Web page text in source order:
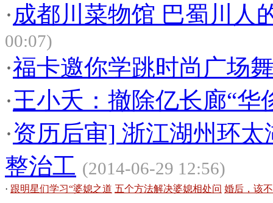
·成都川菜物馆 巴蜀川人
00:07)
·福卡邀你学跳时尚广场
·王小夭：撤除亿长廊“
·资历后审] 浙江湖州环
整治工 (2014-06-29 12:56)
· 跟明星们学习“婆媳之道 五个方法解决婆媳相处问 婚后，该